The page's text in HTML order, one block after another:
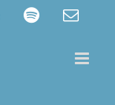
Spotify